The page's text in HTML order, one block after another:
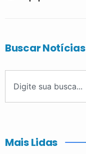
Buscar Notícias
Mais Lidas